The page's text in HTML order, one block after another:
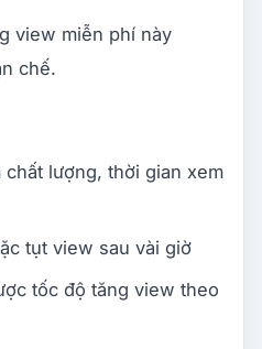
view miễn phí này
chế.
lượng, thời gian xem
tụt view sau vài giờ
tốc độ tăng view theo